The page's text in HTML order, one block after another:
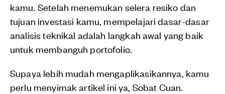
kamu. Setelah menemukan selera resiko dan
tujuan investasi kamu, mempelajari dasar-dasar
analisis teknikal adalah langkah awal yang baik
untuk membanguh portofolio.
Supaya lebih mudah mengaplikasikannya, kamu
perlu menyimak artikel ini ya, Sobat Cuan.